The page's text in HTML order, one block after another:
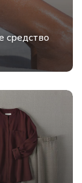
средство